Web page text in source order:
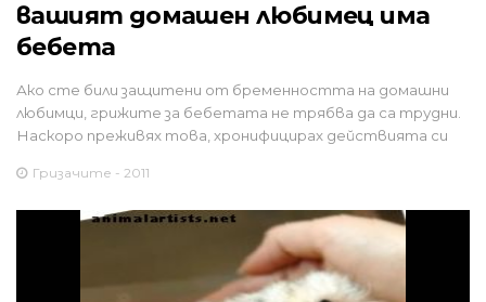
вашият домашен любимец има
бебета
Ако сте били защитени от бременността на домашни
любимци, грижите за бебетата не трябва да са трудни.
Наскоро преживях това, хронифицирах действията си
Гризачите - 2011